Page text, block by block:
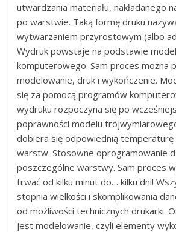
utwardzania materiału, nakładanego
po warstwie. Taką formę druku
wytwarzaniem przyrostowym (albo
Wydruk powstaje na podstawie
komputerowego. Sam proces można
modelowanie, druk i wykończenie.
się za pomocą programów
wydruku rozpoczyna się po
poprawności modelu
dobiera się odpowiednią temperaturę
warstw. Stosowne oprogramowanie
poszczególne warstwy. Sam proces
trwać od kilku minut do… kilku dni!
stopnia wielkości i skomplikowania
od możliwości technicznych drukarki.
jest modelowanie, czyli elementy